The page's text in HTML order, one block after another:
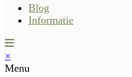
Blog
Informatie
×
Menu